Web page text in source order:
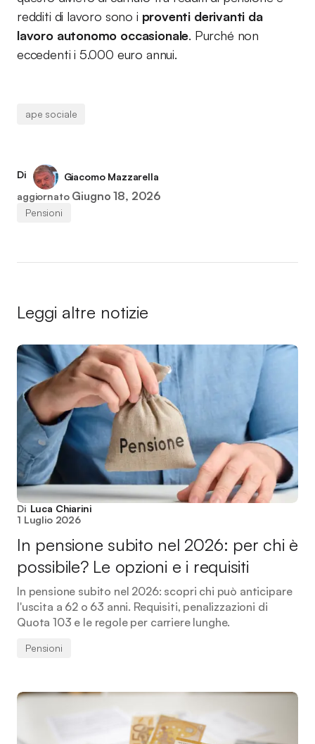
redditi di lavoro sono i proventi derivanti da
lavoro autonomo occasionale. Purché non
eccedenti i 5.000 euro annui.
ape sociale
Di
Giacomo Mazzarella
aggiornato Giugno 18, 2026
Pensioni
Leggi altre notizie
Di Luca Chiarini
1 Luglio 2026
In pensione subito nel 2026: per chi è
possibile? Le opzioni e i requisiti
In pensione subito nel 2026: scopri chi può anticipare
l'uscita a 62 o 63 anni. Requisiti, penalizzazioni di
Quota 103 e le regole per carriere lunghe.
Pensioni